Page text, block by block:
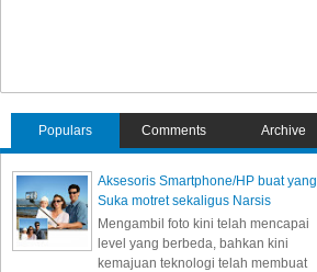
Populars Comments Archive
Aksesoris Smartphone/HP buat yang
Suka motret sekaligus Narsis
Mengambil foto kini telah mencapai
level yang berbeda, bahkan kini
kemajuan teknologi telah membuat